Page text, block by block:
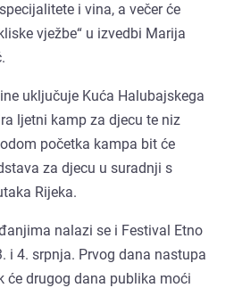
i vina, a večer će
vježbe“ u izvedbi Marija
uključuje Kuća Halubajskega
ljetni kamp za djecu te niz
početka kampa bit će
za djecu u suradnji s
Rijeka.
nalazi se i Festival Etno
i 4. srpnja. Prvog dana nastupa
će drugog dana publika moći